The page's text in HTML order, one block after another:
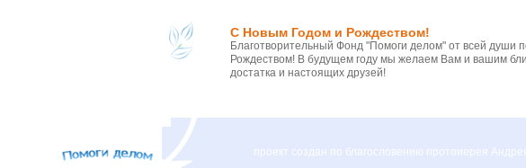
С Новым Годом и Рождеством!
Благотворительный Фонд "Помоги делом" от всей души
Рождеством! В будущем году мы желаем Вам и вашим
достатка и настоящих друзей!
проект создан по благословению протоиерея